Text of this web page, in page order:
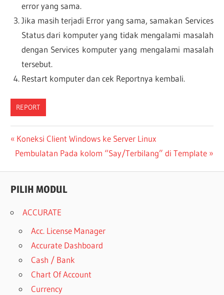
error yang sama.
Jika masih terjadi Error yang sama, samakan Services
Status dari komputer yang tidak mengalami masalah
dengan Services komputer yang mengalami masalah
tersebut.
Restart komputer dan cek Reportnya kembali.
REPORT
Post
navigation
Previous
Post:
Koneksi Client Windows ke Server Linux
Next
Pembulatan Pada kolom “Say/Terbilang” di Template
PILIH MODUL
ACCURATE
Acc. License Manager
Accurate Dashboard
Cash / Bank
Chart Of Account
Currency